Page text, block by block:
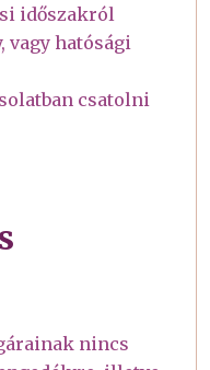
időszakról
hatósági
csatolni
nincs